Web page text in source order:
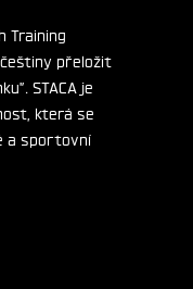
Training
češtiny přeložit
STACA je
která se
a sportovní